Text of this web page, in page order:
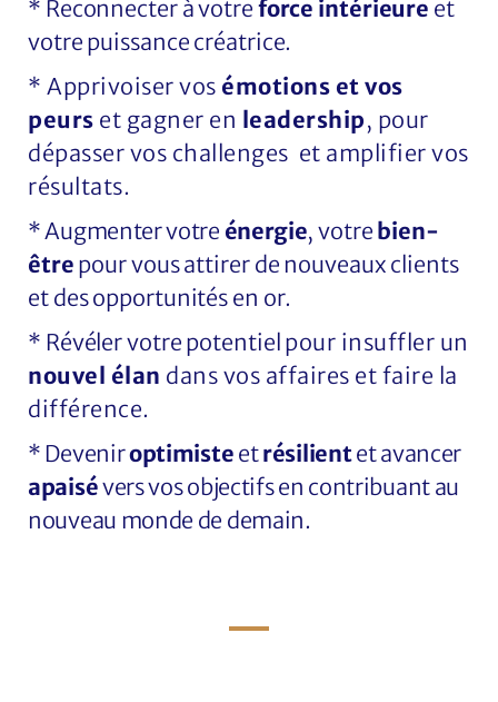
* Reconnecter à votre force intérieure et
votre puissance créatrice.
* Apprivoiser vos émotions et vos
peurs et gagner en leadership, pour
dépasser vos challenges et amplifier vos
résultats.
* Augmenter votre énergie, votre bien-
être pour vous attirer de nouveaux clients
et des opportunités en or.
* Révéler votre potentiel pour insuffler un
nouvel élan dans vos affaires et faire la
différence.
* Deveniroptimiste etrésilientet avancer
apaisévers vos objectifs en contribuant au
nouveau monde de demain.